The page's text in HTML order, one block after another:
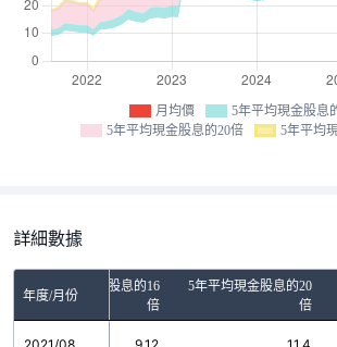
月均價
5年平均現金股息
5年平均現金股息的20倍
5年平均
詳細數據
年度/月份
5年平均現金股息的16
倍
5年平均現金股息的20
倍